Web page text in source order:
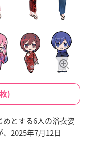
)
めとする6人の浴衣姿
2025年7月12日